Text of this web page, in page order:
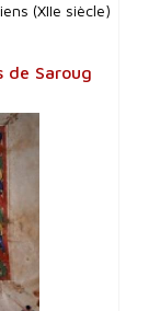
(XIIe siècle)
de Saroug